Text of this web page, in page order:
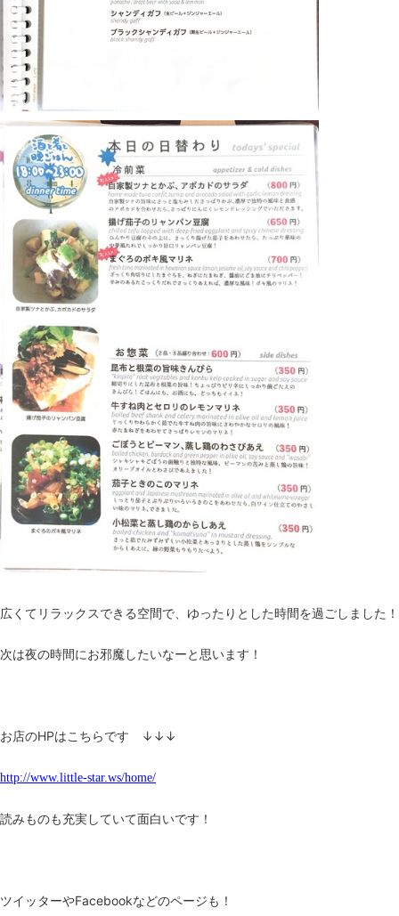
広くてリラックスできる空間で、ゆったりとした時間を過ごしました！
次は夜の時間にお邪魔したいなーと思います！
お店のHPはこちらです ↓↓↓
http://www.little-star.ws/home/
読みものも充実していて面白いです！
ツイッターやFacebookなどのページも！